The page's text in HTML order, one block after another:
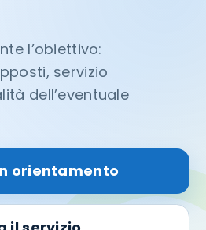
l’obiettivo:
servizio
dell’eventuale
orientamento